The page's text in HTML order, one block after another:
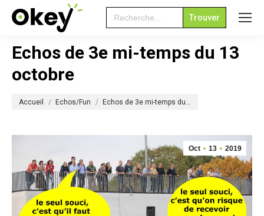
Search
for:
Echos de 3e mi-temps du 13
octobre
Accueil Echos/Fun Echos de 3e mi-temps du…
Oct 13 2019